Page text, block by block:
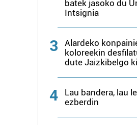
batek jasoko du
Intsignia
3
Alardeko
koloreekin
dute Jaizkibelgo
4
Lau bandera, lau
ezberdin